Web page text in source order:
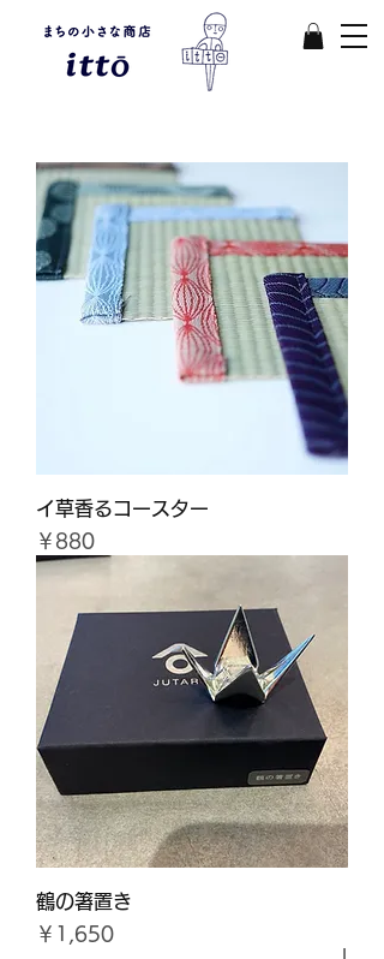
イ草香るコースター
価格
￥880
鶴の箸置き
価格
￥1,650